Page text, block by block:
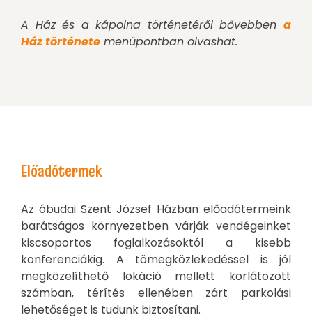
A Ház és a kápolna történetéről bővebben a
Ház története menüpontban olvashat.
Előadótermek
Az óbudai Szent József Házban előadótermeink
barátságos környezetben várják vendégeinket
kiscsoportos foglalkozásoktól a kisebb
konferenciákig. A tömegközlekedéssel is jól
megközelíthető lokáció mellett korlátozott
számban, térítés ellenében zárt parkolási
lehetőséget is tudunk biztosítani.